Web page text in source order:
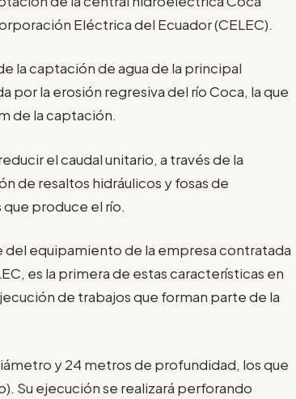
Eléctrica del Ecuador (CELEC).
la captación de agua de la principal
por la erosión regresiva del río Coca, la que
de la captación.
el caudal unitario, a través de la
de resaltos hidráulicos y fosas de
produce el río.
del equipamiento de la empresa contratada
es la primera de estas características en
de trabajos que forman parte de la
y 24 metros de profundidad, los que
Su ejecución se realizará perforando